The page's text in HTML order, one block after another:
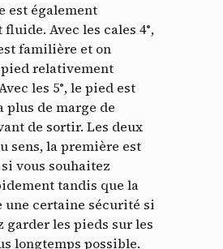
est également
Avec les cales 4°,
familière et on
relativement
les 5°, le pied est
plus de marge de
de sortir. Les deux
sens, la première est
vous souhaitez
tandis que la
une certaine sécurité si
garder les pieds sur les
longtemps possible.
gestion des
tiers, vous acceptez le dépôt et la
de technologies de suivi